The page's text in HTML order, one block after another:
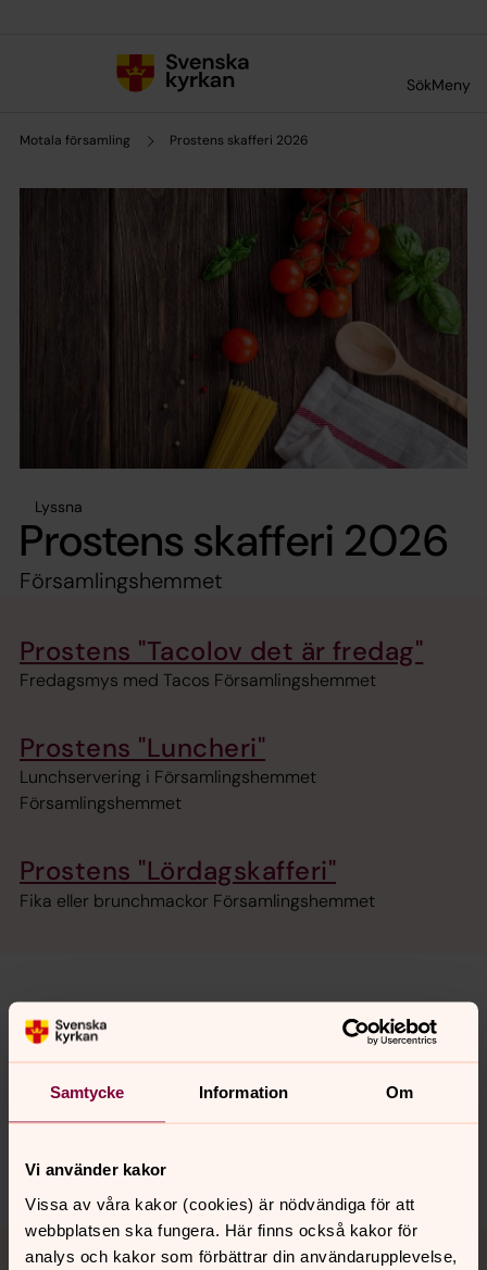
Samtycke Information Om
Vi använder kakor
Vissa av våra kakor (cookies) är nödvändiga för att
webbplatsen ska fungera. Här finns också kakor för
analys och kakor som förbättrar din användarupplevelse,
SökMeny
Motala församling Prostens skafferi 2026
Lyssna
Prostens skafferi 2026
Församlingshemmet
Prostens "Tacolov det är fredag"
Fredagsmys med Tacos Församlingshemmet
Prostens "Luncheri"
Lunchservering i Församlingshemmet
Församlingshemmet
Prostens "Lördagskafferi"
Fika eller brunchmackor Församlingshemmet
Senast ändrad 16 januari 2026
Synpunkter eller frågor på sidans
innehåll?
motala.forsamling@svenskakyrkan.se
Dela
Tillbaka till toppen
Tillbaka till innehållet